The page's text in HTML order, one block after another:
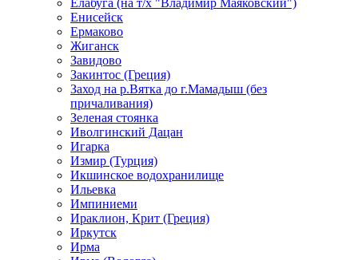
Елабуга (на т/х "Владимир Маяковский")
Енисейск
Ермаково
Жиганск
Завидово
Закинтос (Греция)
Заход на р.Вятка до г.Мамадыш (без
причаливания)
Зеленая стоянка
Иволгинский Дацан
Игарка
Измир (Турция)
Икшинское водохранилище
Ильевка
Импиниеми
Ираклион, Крит (Греция)
Иркутск
Ирма